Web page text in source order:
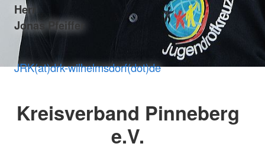
Herr
Jonas Pfeiffer
JRK(at)drk-wilhelmsdorf(dot)de
Kreisverband Pinneberg
e.V.